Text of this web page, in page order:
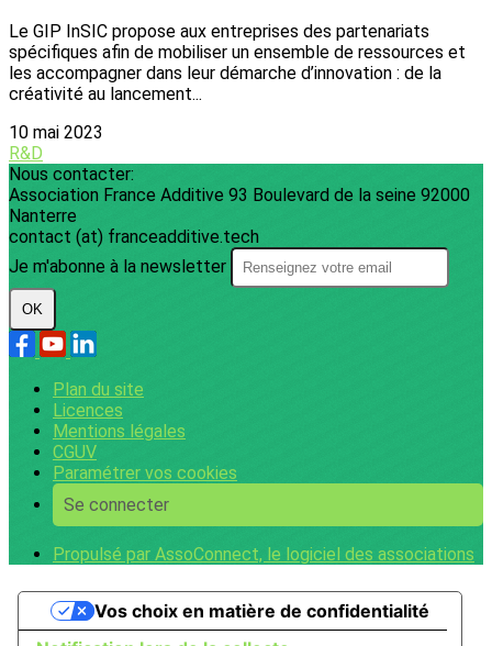
Le GIP InSIC propose aux entreprises des partenariats
spécifiques afin de mobiliser un ensemble de ressources et
les accompagner dans leur démarche d’innovation : de la
créativité au lancement...
10 mai 2023
R&D
Nous contacter:
Association France Additive 93 Boulevard de la seine 92000
Nanterre
contact (at) franceadditive.tech
Je m'abonne à la newsletter
OK
Plan du site
Licences
Mentions légales
CGUV
Paramétrer vos cookies
Se connecter
Propulsé par AssoConnect, le logiciel des associations
Vos choix en matière de confidentialité